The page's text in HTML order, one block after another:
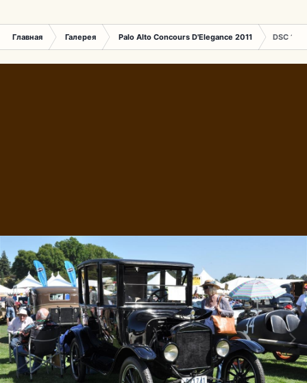
Главная Галерея Palo Alto Concours D'Elegance 2011 DSC